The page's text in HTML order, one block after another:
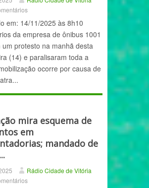
em: 14/11/2025 às 8h10
da empresa de ônibus 1001
um protesto na manhã desta
(14) e paralisaram toda a
ocorre por causa de
mira esquema de
em
mandado de
Rádio Cidade de Vitória